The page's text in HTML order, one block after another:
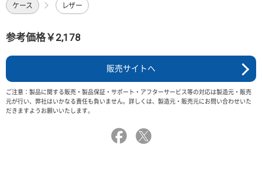
ケース レザー
参考価格￥2,178
販売サイトへ
ご注意：製品に関する販売・製品保証・サポート・アフターサービス等の対応は製造元・販売
元が行い、弊社はいかなる責任も負いません。詳しくは、製造元・販売元にお問い合わせいた
だきますようお願いいたします。